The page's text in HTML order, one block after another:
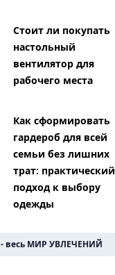
Стоит ли покупать
настольный
вентилятор для
рабочего места
Как сформировать
гардероб для всей
семьи без лишних
трат: практический
подход к выбору
одежды
- весь МИР УВЛЕЧЕНИЙ